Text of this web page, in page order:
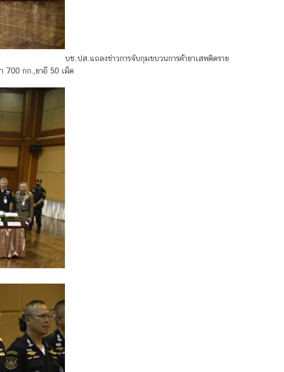
บช.ปส.แถลงข่าวการจับกุมขบวนการค้ายาเสพติดราย
700 กก.,ยาอี 50 เม็ด